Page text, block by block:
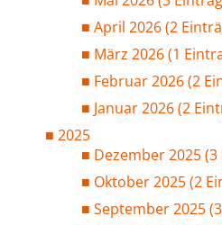
April 2026 (2
März 2026 (1
Februar 2026 (2
Januar 2026 (2
2025
Dezember 2025
Oktober 2025 (2
September 2025